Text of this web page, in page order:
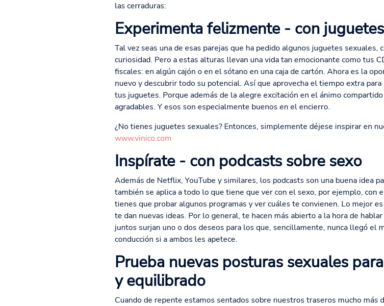
las cerraduras:
Experimenta felizmente - con
Tal vez seas una de esas parejas que ha pedido algunos juguetes
curiosidad. Pero a estas alturas llevan una vida tan emocionante como tus
fiscales: en algún cajón o en el sótano en una caja de cartón. Ahora es la
nuevo y descubrir todo su potencial. Así que aprovecha el tiempo extra
tus juguetes. Porque además de la alegre excitación en el ánimo
agradables. Y esos son especialmente buenos en el encierro.
¿No tienes juguetes sexuales? Entonces, simplemente déjese inspirar en
www.vinico.com
Inspírate - con podcasts sobre sexo
Además de Netflix, YouTube y similares, los podcasts son una buena idea
también se aplica a todo lo que tiene que ver con el sexo, por ejemplo, con
tienes que probar algunos programas y ver cuáles te convienen. Lo mejor
te dan nuevas ideas. Por lo general, te hacen más abierto a la hora de
juntos surjan uno o dos deseos para los que, sencillamente, nunca llegó el
conducción si a ambos les apetece.
Prueba nuevas posturas sexuales
y equilibrado
Cuando de repente estamos sentados sobre nuestros traseros mucho más